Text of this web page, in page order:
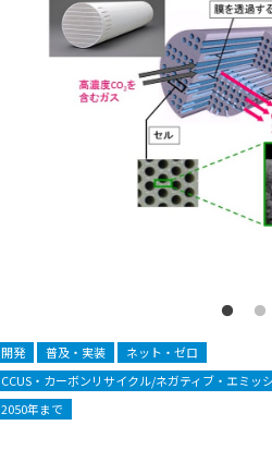
開発 普及・実装
ネット・ゼロ
CCUS・カーボンリサイクル/ネガティブ・エミッ
2050年まで